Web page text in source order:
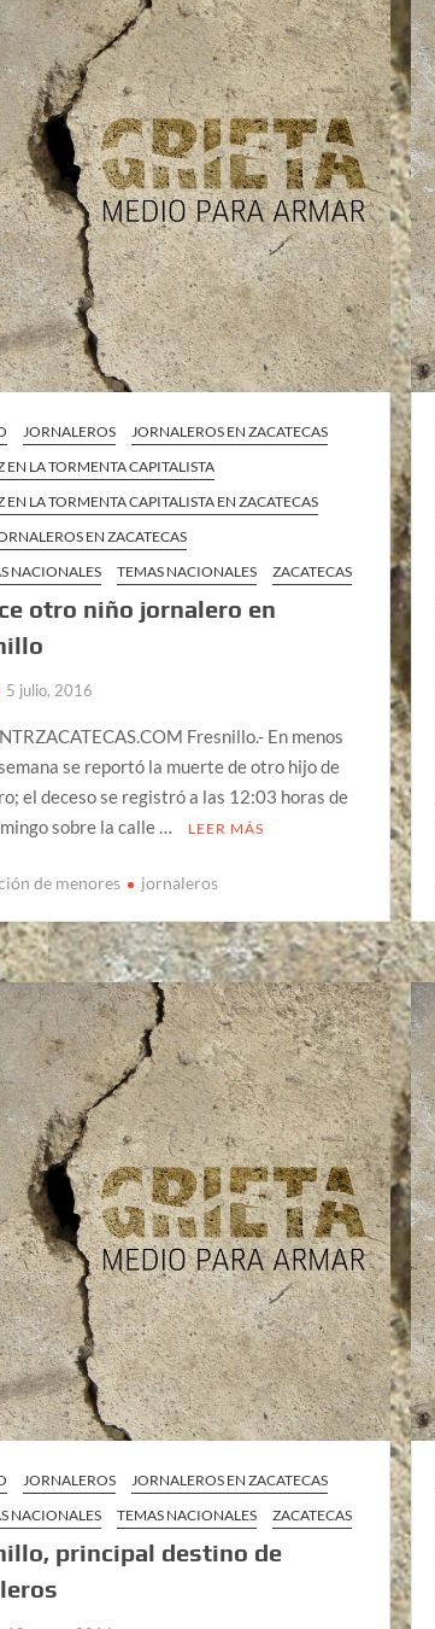
JORNALEROS
JORNALEROS EN ZACATECAS
EN LA TORMENTA CAPITALISTA
EN LA TORMENTA CAPITALISTA EN ZACATECAS
EN ZACATECAS
NACIONALES
TEMAS NACIONALES ZACATECAS
otro niño jornalero en
5 julio, 2016
Fresnillo.- En menos
se reportó la muerte de otro hijo de
el deceso se registró a las 12:03 horas de
sobre la calle …
LEER MÁS
de menores jornaleros
JORNALEROS
JORNALEROS EN ZACATECAS
NACIONALES
TEMAS NACIONALES ZACATECAS
principal destino de